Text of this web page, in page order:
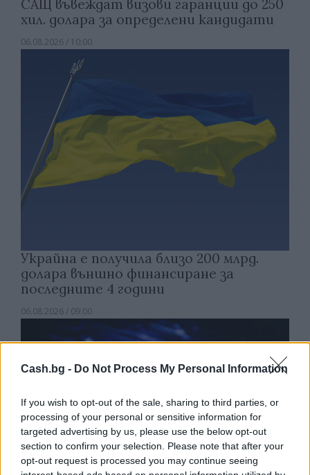
Cash.bg - Do Not Process My Personal Information
If you wish to opt-out of the sale, sharing to third parties, or
processing of your personal or sensitive information for
targeted advertising by us, please use the below opt-out
section to confirm your selection. Please note that after your
opt-out request is processed you may continue seeing
САЩ въвеждат визови гаранции до 250
хил. долара за определени кандидати
06.08.2026 / 10:00
Украйна е получила близо 200 млрд.
долара външно финансиране за
последните 4 години
06.08.2026 / 09:00